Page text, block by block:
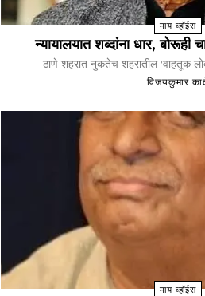
माय व्हॉईस
न्यायालयात शब्दांना धार,
ठाणे शहरात नुकतेच शहरातील 'वाहतूक
विजयकुमार
माय व्हॉईस